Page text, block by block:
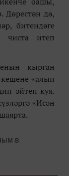
Дөрестән дә,
битендәге
чиста итеп
кырган
«алып
әйтеп куя.
«Исән
в